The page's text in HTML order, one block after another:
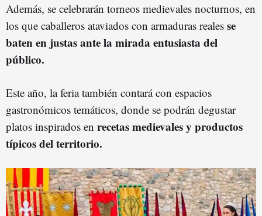
Además, se celebrarán torneos medievales nocturnos, en
los que caballeros ataviados con armaduras reales se
baten en justas ante la mirada entusiasta del
público.
Este año, la feria también contará con espacios
gastronómicos temáticos, donde se podrán degustar
platos inspirados en recetas medievales y productos
típicos del territorio.